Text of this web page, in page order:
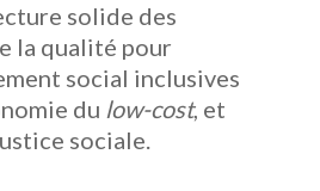
solide des
la qualité pour
social inclusives
du low-cost, et
sociale.